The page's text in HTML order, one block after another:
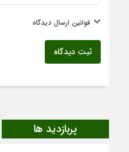
قوانین ارسال دیدگاه
ثبت دیدگاه
پربازدید ها